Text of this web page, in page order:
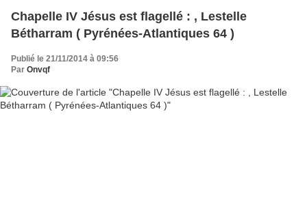
Chapelle IV Jésus est flagellé : , Lestelle
Bétharram ( Pyrénées-Atlantiques 64 )
Publié le 21/11/2014 à 09:56
Par Onvqf